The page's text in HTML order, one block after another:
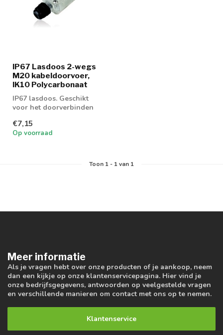
IP67 Lasdoos 2-wegs
M20 kabeldoorvoer,
IK10 Polycarbonaat
IP67 lasdoos. Geschikt
voor het doorverbinden
vochtige ruim...
€7,15
Op voorraad
Toon 1- 1van 1
Meer informatie
Als je vragen hebt over onze producten of je aankoop, neem
dan een kijkje op onze klantenservicepagina. Hier vind je
onze bedrijfsgegevens, antwoorden op veelgestelde vragen
en verschillende manieren om contact met ons op te nemen.
Klantenservice